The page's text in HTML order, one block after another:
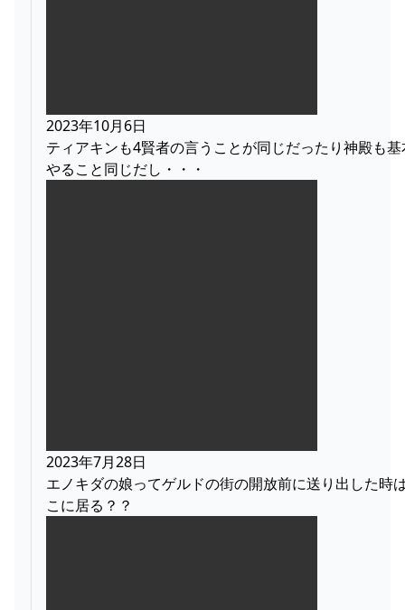
2023年10月6日
ティアキンも4賢者の言うことが同じだったり神殿も基
やること同じだし・・・
2023年7月28日
エノキダの娘ってゲルドの街の開放前に送り出した時
こに居る？？